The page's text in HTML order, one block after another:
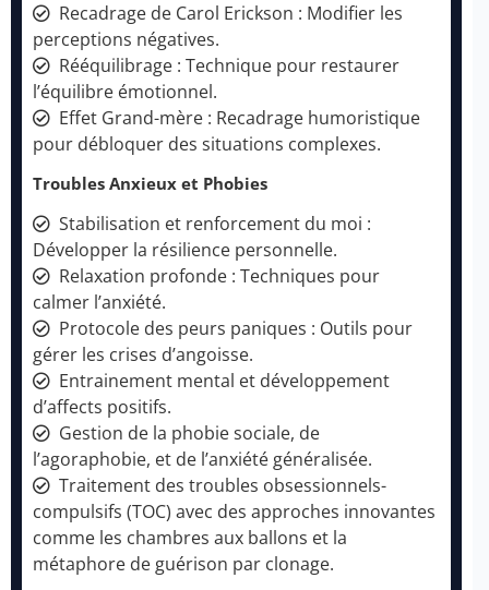
Recadrage de Carol Erickson : Modifier les
perceptions négatives.
Rééquilibrage : Technique pour restaurer
l’équilibre émotionnel.
Effet Grand-mère : Recadrage humoristique
pour débloquer des situations complexes.
Troubles Anxieux et Phobies
Stabilisation et renforcement du moi :
Développer la résilience personnelle.
Relaxation profonde : Techniques pour
calmer l’anxiété.
Protocole des peurs paniques : Outils pour
gérer les crises d’angoisse.
Entrainement mental et développement
d’affects positifs.
Gestion de la phobie sociale, de
l’agoraphobie, et de l’anxiété généralisée.
Traitement des troubles obsessionnels-
compulsifs (TOC) avec des approches innovantes
comme les chambres aux ballons et la
métaphore de guérison par clonage.